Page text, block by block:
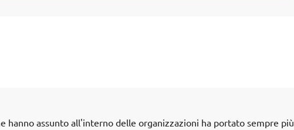
hanno assunto all'interno delle organizzazioni ha portato sempre più